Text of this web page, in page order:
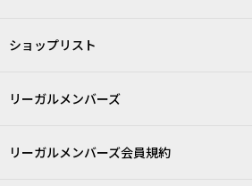
ショップリスト
リーガルメンバーズ
リーガルメンバーズ会員規約